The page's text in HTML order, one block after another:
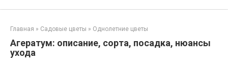
Главная » Садовые цветы » Однолетние цветы
Агератум: описание, сорта, посадка, нюансы
ухода